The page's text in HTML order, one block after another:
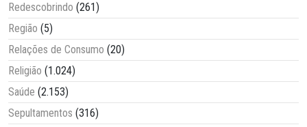
Redescobrindo (261)
Região (5)
Relações de Consumo (20)
Religião (1.024)
Saúde (2.153)
Sepultamentos (316)